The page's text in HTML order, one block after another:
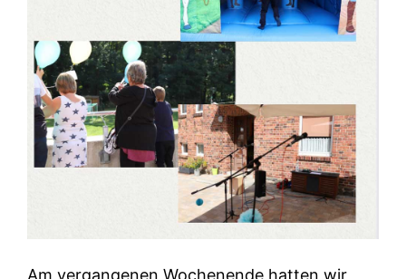
Am vergangenen Wochenende hatten wir